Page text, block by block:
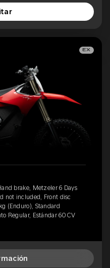
EX
brake, Metzeler 6 Days
not included, Front disc
(Enduro), Standard
Regular, Estándar 60 CV